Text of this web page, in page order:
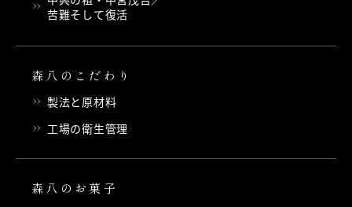
苦難そして復活
森八のこだわり
製法と原材料
工場の衛生管理
森八のお菓子